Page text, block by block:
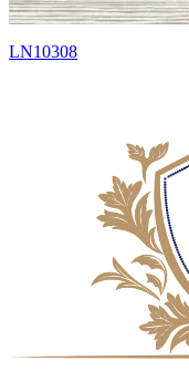
LN10308